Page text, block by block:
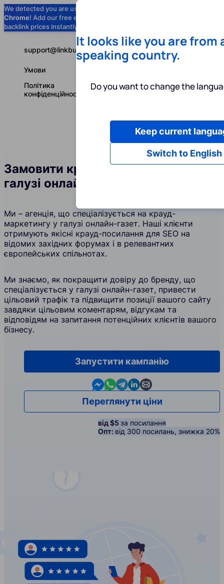
We detected you are using
Chrome! Add our free extension to check
backlink prices instantly as you browse.
Послуги
Українська
support@linkbuilder.com
Умови
Політика
конфіденційності
Замовити крауд-посилання у
галузі онлайн-газет
Ми – агенція, що спеціалізується на крауд-
маркетингу у галузі онлайн-газет. Наші клієнти
отримують якісні крауд-посилання для SEO на
відомих західних форумах і в релевантних
європейських спільнотах.
Ми знаємо, як покращити довіру до бренду, що
спеціалізується у галузі онлайн-газет, привести
цільовий трафік та підвищити позиції вашого сайту
завдяки цільовим коментарям, відгукам та
відповідям на запитання потенційних клієнтів вашого
бізнесу.
Запустити кампанію
Contact us in Messenger
Contact us in WhatsApp
Contact us in Telegram
Contact us in Linkedin
Contact us by email
Переглянути ціни
від $5 за посилання
Опт: від 300 посилань, знижка 20%
It looks like you are from
speaking country.
Do you want to change the
Switch to English
Keep current